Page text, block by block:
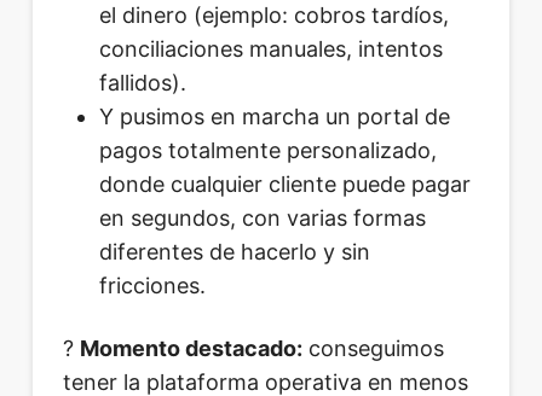
el dinero (ejemplo: cobros tardíos,
conciliaciones manuales, intentos
fallidos).
Y pusimos en marcha un portal de
pagos totalmente personalizado,
donde cualquier cliente puede pagar
en segundos, con varias formas
diferentes de hacerlo y sin
fricciones.
? Momento destacado: conseguimos
tener la plataforma operativa en menos